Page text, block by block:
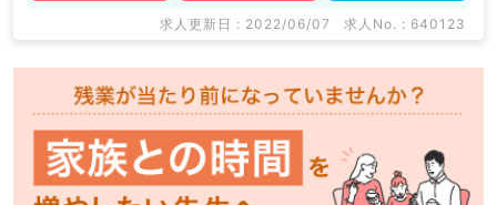
求人更新日 : 2022/06/07 求人No. : 640123